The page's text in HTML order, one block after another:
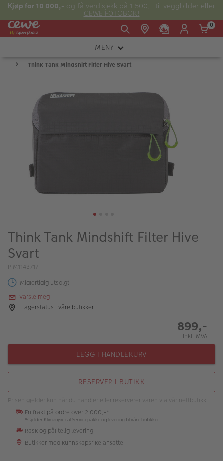
Kjøp for 10 000,- og få verdisjekk på 1 500,- til veggbilder eller
CEWE FOTOBOK!
Fre:
20:00
kundeservice@japanphoto.no
0
MENY
KAMERA
FOTOTILBEHØR
LYS OG STUDIO
ANALOG
KIKKERTER
Kampanjer
Merker
Bildeprodukter
Think Tank Mindshift Filter Hive Svart
Think Tank Mindshift Filter Hive
Svart
PIM1143717
Midlertidig utsolgt
Varsle meg
Lagerstatus i våre butikker
899,-
Inkl. MVA
LEGG I HANDLEKURV
RESERVER I BUTIKK
Prisen gjelder kun når du handler eller reserverer varen via vår nettbutikk.
Fri frakt på ordre over 2 000,-*
*Gjelder Klimanøytral Servicepakke og levering til våre butikker
Rask og pålitelig levering
Butikker med kunnskapsrike ansatte